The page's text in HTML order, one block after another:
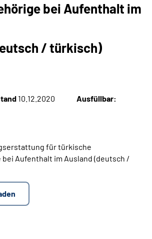
(DGS)
bei Aufenthalt im
/ türkisch)
10.12.2020
Ausfüllbar:
für türkische
Aufenthalt im Ausland (deutsch /